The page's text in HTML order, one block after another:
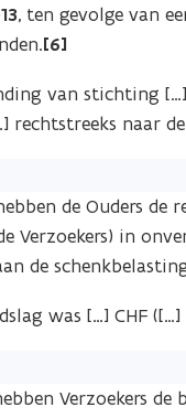
, ten gevolge van
[6]
van stichting
naar
de Ouders de
Verzoekers) in
de
was […] CHF ([…]
Verzoekers